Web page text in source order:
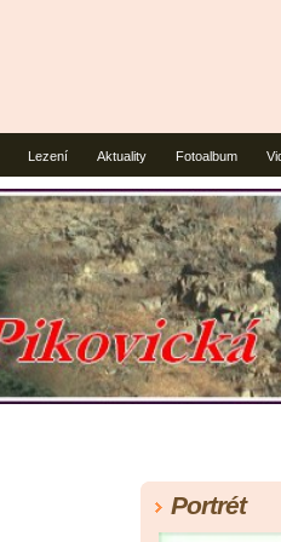
Lezení Aktuality Fotoalbum
Portrét